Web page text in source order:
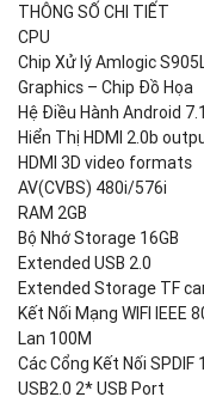
THÔNG SỐ CHI TIẾT
CPU
Chip Xử lý Amlogic
Graphics – Chip Đồ Họa
Hệ Điều Hành Android
Hiển Thị HDMI 2.0b
HDMI 3D video formats
AV(CVBS) 480i/576i
RAM 2GB
Bộ Nhớ Storage 16GB
Extended USB 2.0
Extended Storage TF
Kết Nối Mạng WIFI IEEE
Lan 100M
Các Cổng Kết Nối SPDIF
USB2.0 2* USB Port